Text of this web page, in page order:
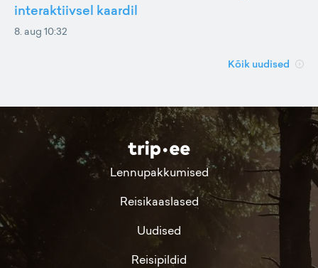
interaktiivsel kaardil
8. aug 10:32
Kõik uudised
Lennupakkumised
Reisikaaslased
Uudised
Reisipildid